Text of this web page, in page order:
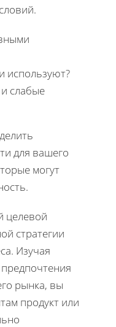
используют?
слабые
для вашего
могут
целевой
стратегии
Изучая
рынка, вы
продукт или